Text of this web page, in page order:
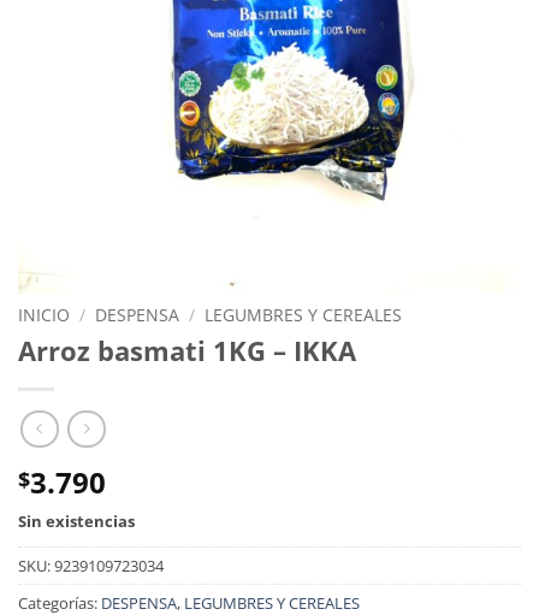
INICIO / DESPENSA / LEGUMBRES Y CEREALES
Arroz basmati 1KG – IKKA
$3.790
Sin existencias
SKU:9239109723034
Categorías: DESPENSA, LEGUMBRES Y CEREALES